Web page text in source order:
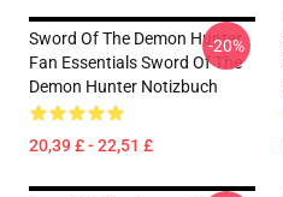
Sword Of The Demon Hunter
Fan Essentials Sword Of The
Demon Hunter Notizbuch
20,39 £ - 22,51 £
-20%